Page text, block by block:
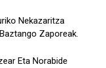
Nekazaritza
Zaporeak.
Eta Norabide